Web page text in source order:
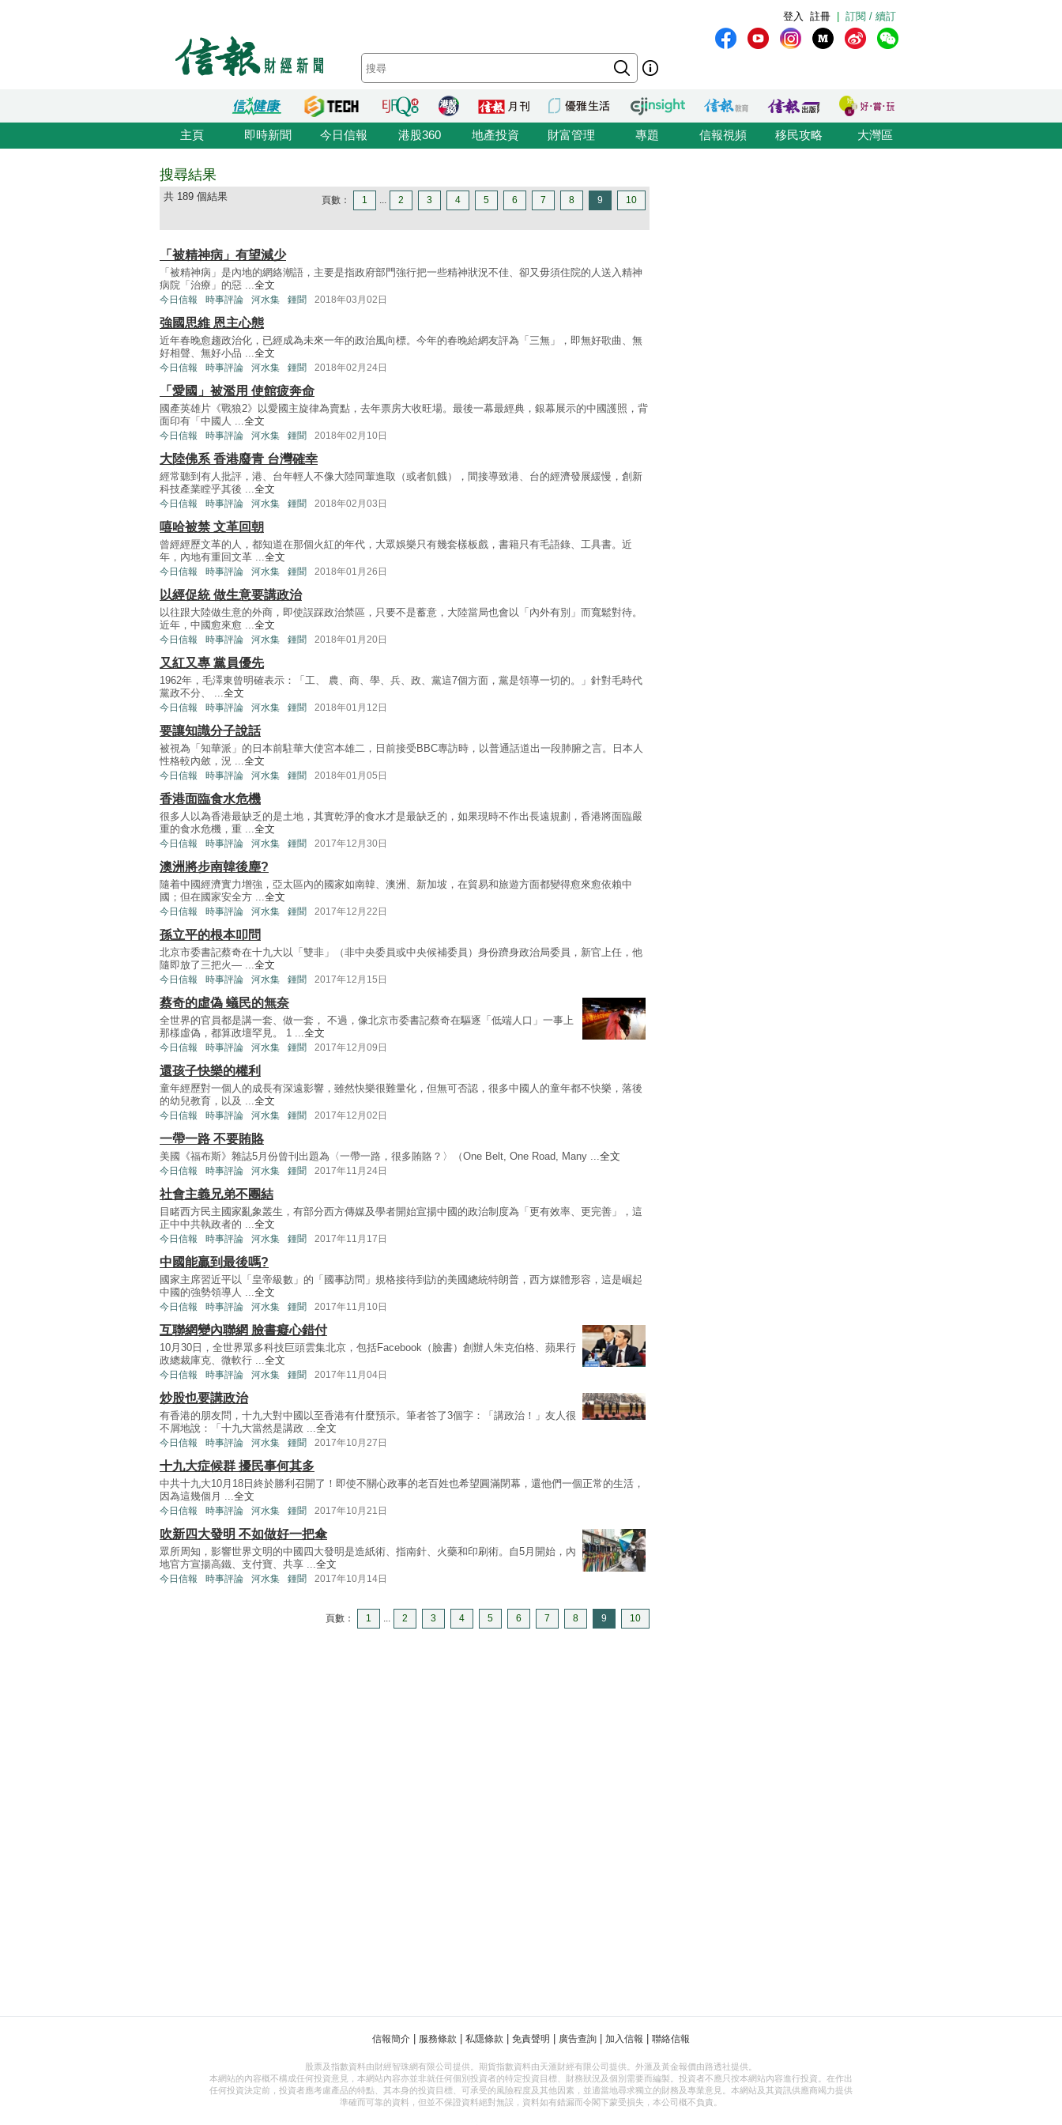
訂閱 / 續訂
註冊
登入
主頁 即時新聞 今日信報 港股360 地產投資 財富管理 專題 信報視頻 移民攻略 大灣區
搜尋結果
共 189 個結果 頁數： 1 ... 2 3 4 5 6 7 8 9 10
「被精神病」有望減少
「被精神病」是內地的網絡潮語，主要是指政府部門強行把一些精神狀況不佳、卻又毋須住院的人送入精神
病院「治療」的惡 ...全文
今日信報 時事評論 河水集 鍾聞 2018年03月02日
強國思維 恩主心態
近年春晚愈趨政治化，已經成為未來一年的政治風向標。今年的春晚給網友評為「三無」，即無好歌曲、無
好相聲、無好小品 ...全文
今日信報 時事評論 河水集 鍾聞 2018年02月24日
「愛國」被濫用 使館疲奔命
國產英雄片《戰狼2》以愛國主旋律為賣點，去年票房大收旺場。最後一幕最經典，銀幕展示的中國護照，背
面印有「中國人 ...全文
今日信報 時事評論 河水集 鍾聞 2018年02月10日
大陸佛系 香港廢青 台灣確幸
經常聽到有人批評，港、台年輕人不像大陸同輩進取（或者飢餓），間接導致港、台的經濟發展緩慢，創新
科技產業瞠乎其後 ...全文
今日信報 時事評論 河水集 鍾聞 2018年02月03日
嘻哈被禁 文革回朝
曾經經歷文革的人，都知道在那個火紅的年代，大眾娛樂只有幾套樣板戲，書籍只有毛語錄、工具書。近
年，內地有重回文革 ...全文
今日信報 時事評論 河水集 鍾聞 2018年01月26日
以經促統 做生意要講政治
以往跟大陸做生意的外商，即使誤踩政治禁區，只要不是蓄意，大陸當局也會以「內外有別」而寬鬆對待。
近年，中國愈來愈 ...全文
今日信報 時事評論 河水集 鍾聞 2018年01月20日
又紅又專 黨員優先
1962年，毛澤東曾明確表示：「工、 農、商、學、兵、政、黨這7個方面，黨是領導一切的。」針對毛時代
黨政不分、 ...全文
今日信報 時事評論 河水集 鍾聞 2018年01月12日
要讓知識分子說話
被視為「知華派」的日本前駐華大使宮本雄二，日前接受BBC專訪時，以普通話道出一段肺腑之言。日本人
性格較內斂，況 ...全文
今日信報 時事評論 河水集 鍾聞 2018年01月05日
香港面臨食水危機
很多人以為香港最缺乏的是土地，其實乾淨的食水才是最缺乏的，如果現時不作出長遠規劃，香港將面臨嚴
重的食水危機，重 ...全文
今日信報 時事評論 河水集 鍾聞 2017年12月30日
澳洲將步南韓後塵?
隨着中國經濟實力增強，亞太區內的國家如南韓、澳洲、新加坡，在貿易和旅遊方面都變得愈來愈依賴中
國；但在國家安全方 ...全文
今日信報 時事評論 河水集 鍾聞 2017年12月22日
孫立平的根本叩問
北京市委書記蔡奇在十九大以「雙非」（非中央委員或中央候補委員）身份躋身政治局委員，新官上任，他
隨即放了三把火— ...全文
今日信報 時事評論 河水集 鍾聞 2017年12月15日
蔡奇的虛偽 蟻民的無奈
全世界的官員都是講一套、做一套， 不過，像北京市委書記蔡奇在驅逐「低端人口」一事上
那樣虛偽，都算政壇罕見。 1 ...全文
今日信報 時事評論 河水集 鍾聞 2017年12月09日
還孩子快樂的權利
童年經歷對一個人的成長有深遠影響，雖然快樂很難量化，但無可否認，很多中國人的童年都不快樂，落後
的幼兒教育，以及 ...全文
今日信報 時事評論 河水集 鍾聞 2017年12月02日
一帶一路 不要賄賂
美國《福布斯》雜誌5月份曾刊出題為〈一帶一路，很多賄賂？〉（One Belt, One Road, Many ...全文
今日信報 時事評論 河水集 鍾聞 2017年11月24日
社會主義兄弟不團結
目睹西方民主國家亂象叢生，有部分西方傳媒及學者開始宣揚中國的政治制度為「更有效率、更完善」，這
正中中共執政者的 ...全文
今日信報 時事評論 河水集 鍾聞 2017年11月17日
中國能贏到最後嗎?
國家主席習近平以「皇帝級數」的「國事訪問」規格接待到訪的美國總統特朗普，西方媒體形容，這是崛起
中國的強勢領導人 ...全文
今日信報 時事評論 河水集 鍾聞 2017年11月10日
互聯網變內聯網 臉書癡心錯付
10月30日，全世界眾多科技巨頭雲集北京，包括Facebook（臉書）創辦人朱克伯格、蘋果行
政總裁庫克、微軟行 ...全文
今日信報 時事評論 河水集 鍾聞 2017年11月04日
炒股也要講政治
有香港的朋友問，十九大對中國以至香港有什麼預示。筆者答了3個字：「講政治！」友人很
不屑地說：「十九大當然是講政 ...全文
今日信報 時事評論 河水集 鍾聞 2017年10月27日
十九大症候群 擾民事何其多
中共十九大10月18日終於勝利召開了！即使不關心政事的老百姓也希望圓滿閉幕，還他們一個正常的生活，
因為這幾個月 ...全文
今日信報 時事評論 河水集 鍾聞 2017年10月21日
吹新四大發明 不如做好一把傘
眾所周知，影響世界文明的中國四大發明是造紙術、指南針、火藥和印刷術。自5月開始，內
地官方宣揚高鐵、支付寶、共享 ...全文
今日信報 時事評論 河水集 鍾聞 2017年10月14日
頁數： 1 ... 2 3 4 5 6 7 8 9 10
信報簡介 服務條款 私隱條款 免責聲明 廣告查詢 加入信報 聯絡信報
股票及指數資料由財經智珠網有限公司提供。期貨指數資料由天滙財經有限公司提供。外滙及黃金報價由路透社提供。
本網站的內容概不構成任何投資意見，本網站內容亦並非就任何個別投資者的特定投資目標、財務狀況及個別需要而編製。投資者不應只按本網站內容進行投資。在作出
任何投資決定前，投資者應考慮產品的特點、其本身的投資目標、可承受的風險程度及其他因素，並適當地尋求獨立的財務及專業意見。本網站及其資訊供應商竭力提供
準確而可靠的資料，但並不保證資料絕對無誤，資料如有錯漏而令閣下蒙受損失，本公司概不負責。